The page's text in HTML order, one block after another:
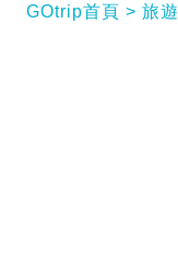
GOtrip首頁 旅遊